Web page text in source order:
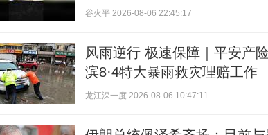
谷火平 2026-08-06 22:45:17
风雨逆行 极速保障｜平安产
滨8·4特大暴雨救灾理赔工作
龙江深一度 2026-08-06 10:47:11